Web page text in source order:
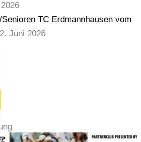
TC Erdmannhausen vom
Juni 2026